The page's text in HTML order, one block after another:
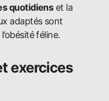
quotidienset la
adaptés sont
féline.
exercices